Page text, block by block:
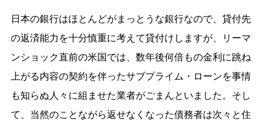
日本の銀行はほとんどがまっとうな銀行なので、貸付先
の返済能力を十分慎重に考えて貸付けしますが、リーマ
ンショック直前の米国では、数年後何倍もの金利に跳ね
上がる内容の契約を伴ったサブプライム・ローンを事情
も知らぬ人々に組ませた業者がごまんといました。そし
て、当然のことながら返せなくなった債務者は次々と住